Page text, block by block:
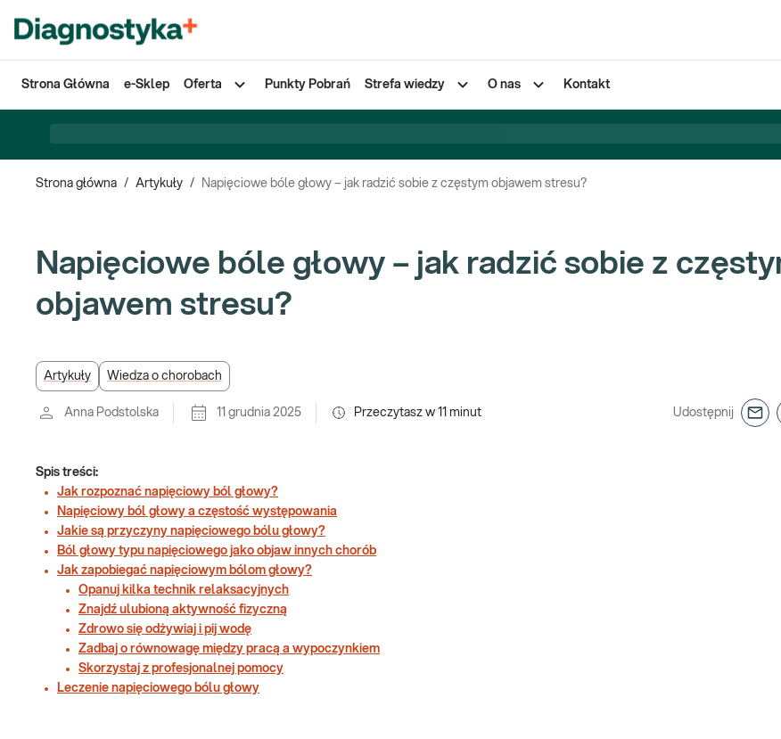
Strona Główna e-Sklep Oferta Punkty Pobrań Strefa wiedzy O nas Kontakt
Strona główna / Artykuły / Napięciowe bóle głowy – jak radzić sobie z częstym objawem stresu?
Napięciowe bóle głowy – jak radzić sobie z
objawem stresu?
Artykuły Wiedza o chorobach
Anna Podstolska 11 grudnia 2025 Przeczytasz w 11 minut Udostępnij
Spis treści:
Jak rozpoznać napięciowy ból głowy?
Napięciowy ból głowy a częstość występowania
Jakie są przyczyny napięciowego bólu głowy?
Ból głowy typu napięciowego jako objaw innych chorób
Jak zapobiegać napięciowym bólom głowy?
Opanuj kilka technik relaksacyjnych
Znajdź ulubioną aktywność fizyczną
Zdrowo się odżywiaj i pij wodę
Zadbaj o równowagę między pracą a wypoczynkiem
Skorzystaj z profesjonalnej pomocy
Leczenie napięciowego bólu głowy